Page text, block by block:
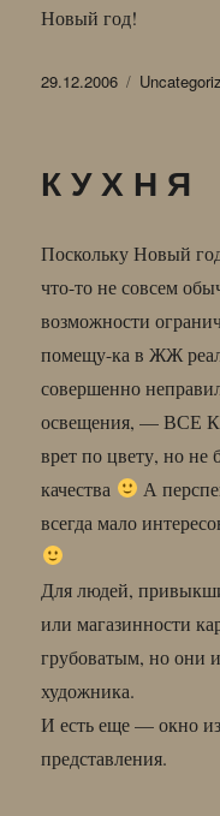
Новый год!
Опубликовано
29.12.2006 Рубрики
К У Х Н Я
Поскольку Новый
что-то не совсем
возможности
помещу-ка в ЖЖ
совершенно
освещения, — ВСЕ
врет по цвету, но не
качества
А
всегда мало
Для людей,
или магазинности
грубоватым, но они
художника.
И есть еще — окно
представления.